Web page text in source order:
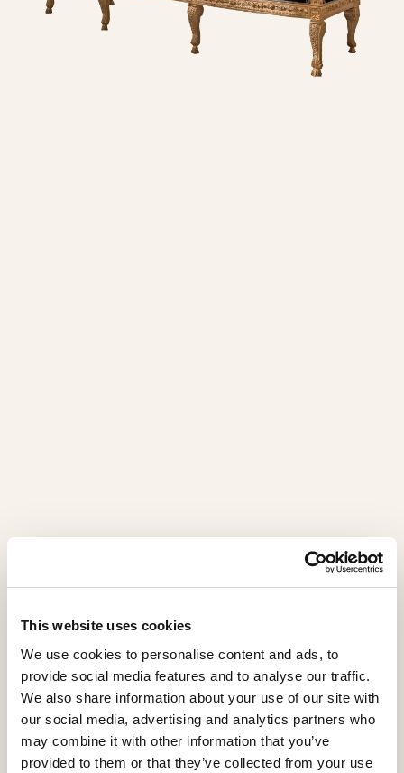
This website uses cookies
We use cookies to personalise content and ads, to
provide social media features and to analyse our traffic.
We also share information about your use of our site with
our social media, advertising and analytics partners who
may combine it with other information that you’ve
provided to them or that they’ve collected from your use
Concordia
CO1512LX
Il divano Concordia rappresenta l’eccellenza